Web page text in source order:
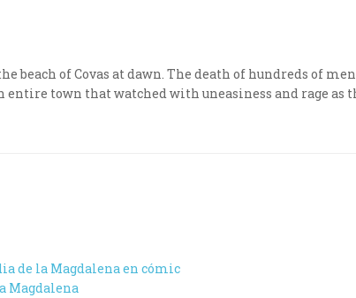
beach of Covas at dawn. The death of hundreds of
town that watched with uneasiness and rage as
de la Magdalena en cómic
Magdalena